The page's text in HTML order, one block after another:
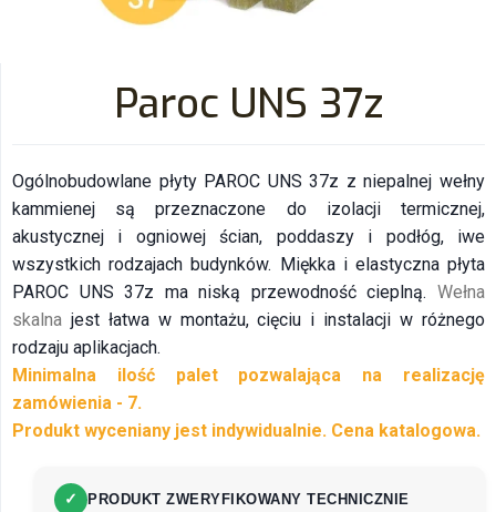
Paroc UNS 37z
Ogólnobudowlane płyty PAROC UNS 37z z niepalnej wełny
kammienej są przeznaczone do izolacji termicznej,
akustycznej i ogniowej ścian, poddaszy i podłóg, iwe
wszystkich rodzajach budynków. Miękka i elastyczna płyta
PAROC UNS 37z ma niską przewodność cieplną. Wełna
skalna jest łatwa w montażu, cięciu i instalacji w różnego
rodzaju aplikacjach.
Minimalna ilość palet pozwalająca na realizację
zamówienia - 7.
Produkt wyceniany jest indywidualnie. Cena katalogowa.
✓ PRODUKT ZWERYFIKOWANY TECHNICZNIE